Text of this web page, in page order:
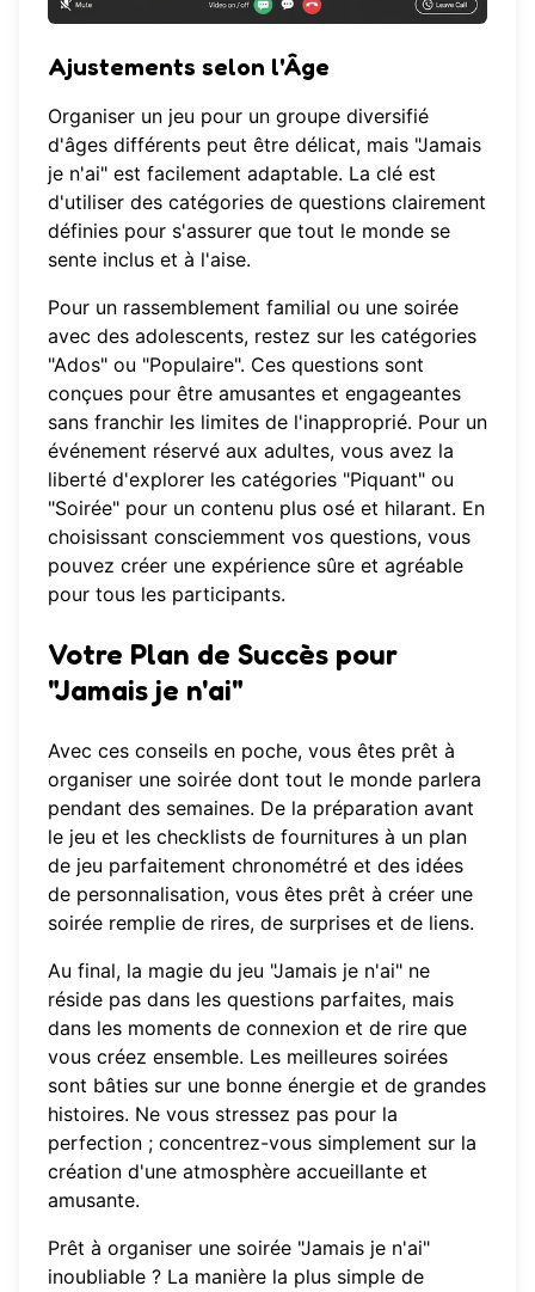
Ajustements selon l'Âge
Organiser un jeu pour un groupe diversifié
d'âges différents peut être délicat, mais "Jamais
je n'ai" est facilement adaptable. La clé est
d'utiliser des catégories de questions clairement
définies pour s'assurer que tout le monde se
sente inclus et à l'aise.
Pour un rassemblement familial ou une soirée
avec des adolescents, restez sur les catégories
"Ados" ou "Populaire". Ces questions sont
conçues pour être amusantes et engageantes
sans franchir les limites de l'inapproprié. Pour un
événement réservé aux adultes, vous avez la
liberté d'explorer les catégories "Piquant" ou
"Soirée" pour un contenu plus osé et hilarant. En
choisissant consciemment vos questions, vous
pouvez créer une expérience sûre et agréable
pour tous les participants.
Votre Plan de Succès pour
"Jamais je n'ai"
Avec ces conseils en poche, vous êtes prêt à
organiser une soirée dont tout le monde parlera
pendant des semaines. De la préparation avant
le jeu et les checklists de fournitures à un plan
de jeu parfaitement chronométré et des idées
de personnalisation, vous êtes prêt à créer une
soirée remplie de rires, de surprises et de liens.
Au final, la magie du jeu "Jamais je n'ai" ne
réside pas dans les questions parfaites, mais
dans les moments de connexion et de rire que
vous créez ensemble. Les meilleures soirées
sont bâties sur une bonne énergie et de grandes
histoires. Ne vous stressez pas pour la
perfection ; concentrez-vous simplement sur la
création d'une atmosphère accueillante et
amusante.
Prêt à organiser une soirée "Jamais je n'ai"
inoubliable ? La manière la plus simple de